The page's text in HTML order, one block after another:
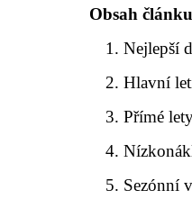
Obsah
Nejlepší
Hlavní
Přímé
Sezónní